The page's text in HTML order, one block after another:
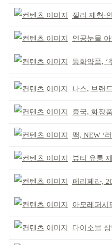
젤리 제형·안묻
인공눈물 아닙
동화약품, ‘후시
나스, 브랜드
중국, 화장품 허
맥, NEW ‘러스
뷰티 유통
페리페라,
아모레퍼시픽,
다이소몰